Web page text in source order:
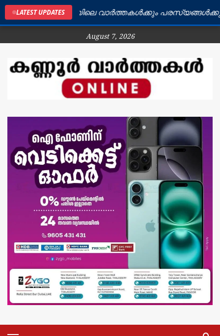
LATEST UPDATES
കണ്ണൂർ ജില്ലയിലെ വാർത്തകൾക്കും പരസ്യങ്ങൾക്കും
August 7, 2026